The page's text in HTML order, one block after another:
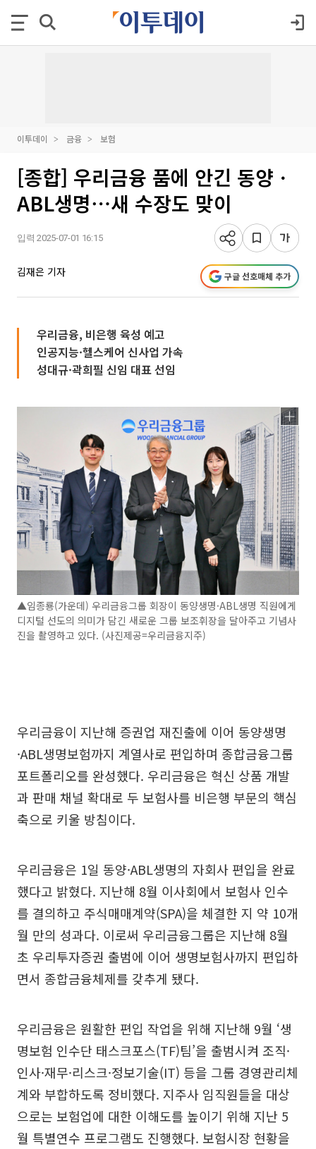
이투데이 금융 보험
[종합] 우리금융 품에 안긴 동양ㆍ
ABL생명⋯새 수장도 맞이
입력 2025-07-01 16:15
김재은 기자 구글 선호매체 추가
우리금융, 비은행 육성 예고
인공지능·헬스케어 신사업 가속
성대규·곽희필 신임 대표 선임
▲임종룡(가운데) 우리금융그룹 회장이 동양생명·ABL생명 직원에게
디지털 선도의 의미가 담긴 새로운 그룹 보조휘장을 달아주고 기념사
진을 촬영하고 있다. (사진제공=우리금융지주)
우리금융이 지난해 증권업 재진출에 이어 동양생명
·ABL생명보험까지 계열사로 편입하며 종합금융그룹
포트폴리오를 완성했다. 우리금융은 혁신 상품 개발
과 판매 채널 확대로 두 보험사를 비은행 부문의 핵심
축으로 키울 방침이다.
우리금융은 1일 동양·ABL생명의 자회사 편입을 완료
했다고 밝혔다. 지난해 8월 이사회에서 보험사 인수
를 결의하고 주식매매계약(SPA)을 체결한 지 약 10개
월 만의 성과다. 이로써 우리금융그룹은 지난해 8월
초 우리투자증권 출범에 이어 생명보험사까지 편입하
면서 종합금융체제를 갖추게 됐다.
우리금융은 원활한 편입 작업을 위해 지난해 9월 ‘생
명보험 인수단 태스크포스(TF)팀’을 출범시켜 조직·
인사·재무·리스크·정보기술(IT) 등을 그룹 경영관리체
계와 부합하도록 정비했다. 지주사 임직원들을 대상
으로는 보험업에 대한 이해도를 높이기 위해 지난 5
월 특별연수 프로그램도 진행했다. 보험시장 현황을